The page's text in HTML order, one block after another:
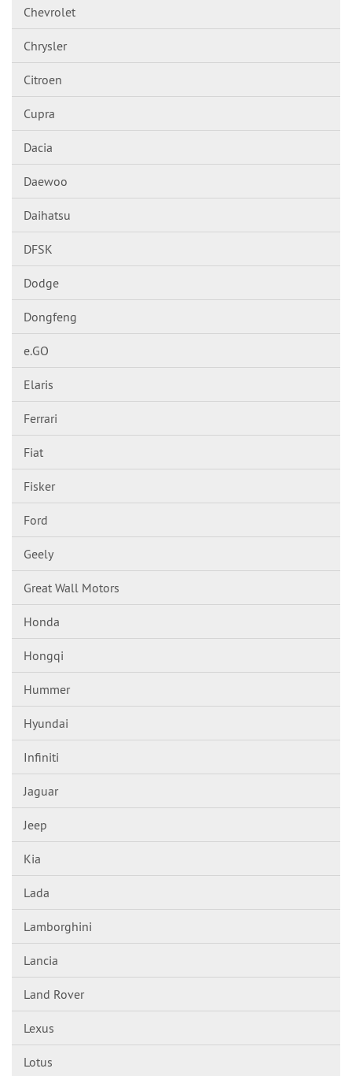
Chevrolet
Chrysler
Citroen
Cupra
Dacia
Daewoo
Daihatsu
DFSK
Dodge
Dongfeng
e.GO
Elaris
Ferrari
Fiat
Fisker
Ford
Geely
Great Wall Motors
Honda
Hongqi
Hummer
Hyundai
Infiniti
Jaguar
Jeep
Kia
Lada
Lamborghini
Lancia
Land Rover
Lexus
Lotus